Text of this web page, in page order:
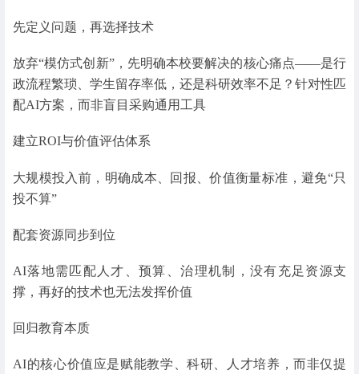
先定义问题，再选择技术
放弃“模仿式创新”，先明确本校要解决的核心痛点——是行
政流程繁琐、学生留存率低，还是科研效率不足？针对性匹
配AI方案，而非盲目采购通用工具
建立ROI与价值评估体系
大规模投入前，明确成本、回报、价值衡量标准，避免“只
投不算”
配套资源同步到位
AI落地需匹配人才、预算、治理机制，没有充足资源支
撑，再好的技术也无法发挥价值
回归教育本质
AI的核心价值应是赋能教学、科研、人才培养，而非仅提